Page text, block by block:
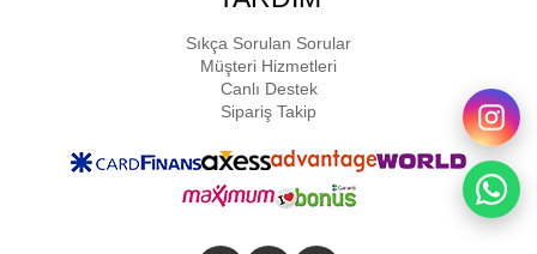
Sıkça Sorulan Sorular
Müşteri Hizmetleri
Canlı Destek
Sipariş Takip